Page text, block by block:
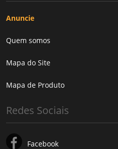
Anuncie
Quem somos
Mapa do Site
Mapa de Produto
Redes Sociais
Facebook